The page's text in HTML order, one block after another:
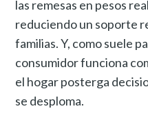
las remesas en pesos
reduciendo un soporte
familias. Y, como suele
consumidor funciona
el hogar posterga
se desploma.